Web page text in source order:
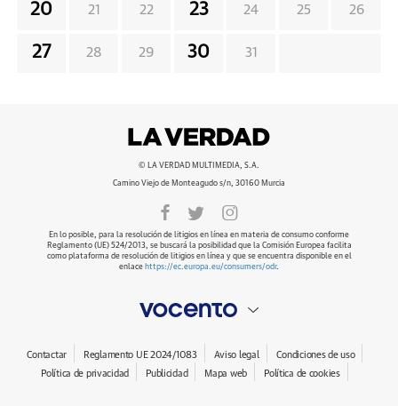
20 21 22 23 24 25 26
27 28 29 30 31
© LA VERDAD MULTIMEDIA, S.A.
Camino Viejo de Monteagudo s/n, 30160 Murcia
En lo posible, para la resolución de litigios en línea en materia de consumo conforme
Reglamento (UE) 524/2013, se buscará la posibilidad que la Comisión Europea facilita
como plataforma de resolución de litigios en línea y que se encuentra disponible en el
enlace https://ec.europa.eu/consumers/odr.
Contactar Reglamento UE 2024/1083 Aviso legal
Condiciones de uso
Política de privacidad
Publicidad Mapa web Política de cookies